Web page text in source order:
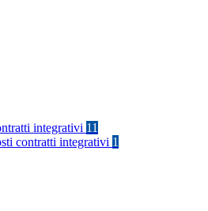
integrativi 11
contratti integrativi 1